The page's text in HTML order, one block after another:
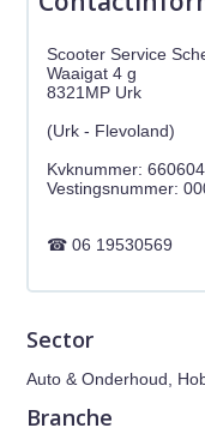
Scooter Service
Waaigat 4 g
8321MP Urk
(Urk - Flevoland)
Kvknummer:
06 19530569
Sector
Auto & Onderhoud,
Branche